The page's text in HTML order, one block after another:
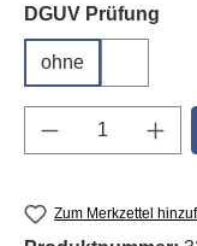
DGUV Prüfung
ohne
Produkt
Zum Merkzettel